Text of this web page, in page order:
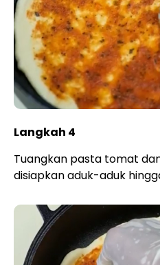
Langkah 4
Tuangkan pasta tomat
disiapkan aduk-aduk